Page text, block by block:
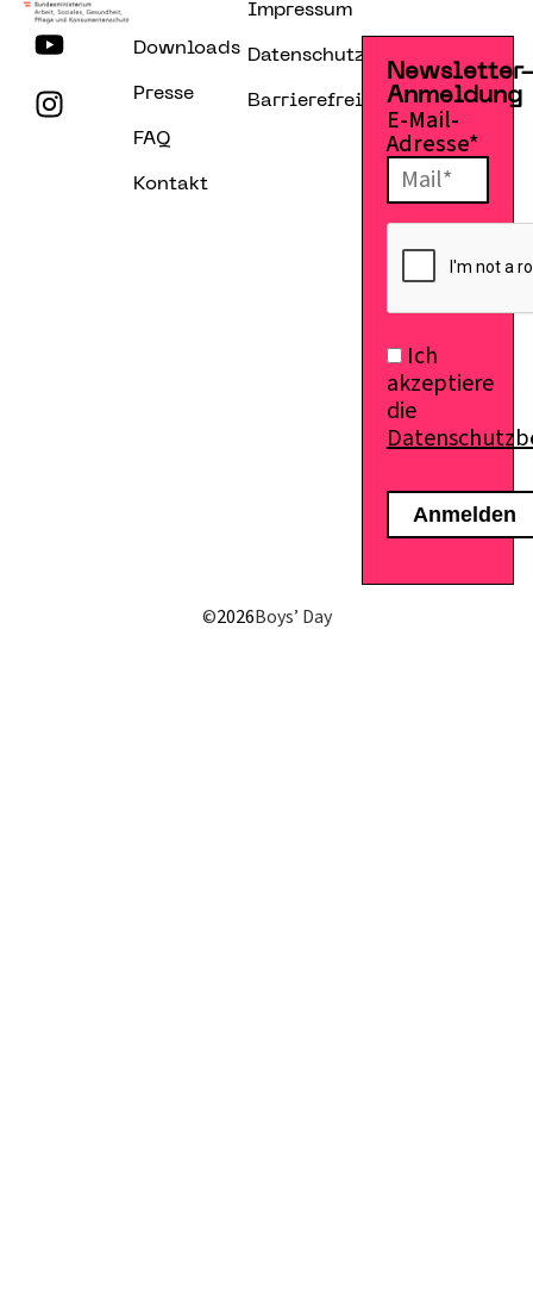
Downloads
Presse
FAQ
Kontakt
Impressum
Datenschutzerklärung
Barrierefreiheitserklärung
Anmeldung
E-Mail-
Adresse*
Ich
akzeptiere
die
©2026Boys’ Day